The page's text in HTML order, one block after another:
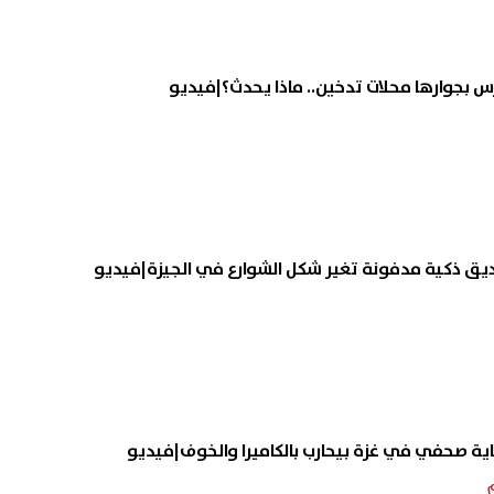
ذكية مدفونة تغير شكل الشوارع في الجيزة|فيديو
صحفي في غزة بيحارب بالكاميرا والخوف|فيديو
جديدة للشباب برواتب تصل لـ12.5 ألف
يغادرون الفريق في الميركاتو